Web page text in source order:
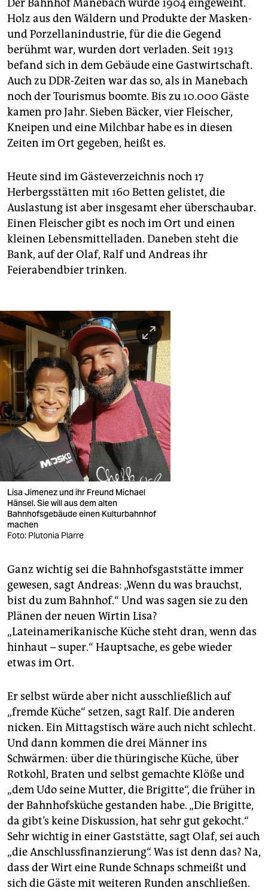
Der Bahnhof Manebach wurde 1904 eingeweiht.
Holz aus den Wäldern und Produkte der Masken-
und Porzellanindustrie, für die die Gegend
berühmt war, wurden dort verladen. Seit 1913
befand sich in dem Gebäude eine Gastwirtschaft.
Auch zu DDR-Zeiten war das so, als in Manebach
noch der Tourismus boomte. Bis zu 10.000 Gäste
kamen pro Jahr. Sieben Bäcker, vier Fleischer,
Kneipen und eine Milchbar habe es in diesen
Zeiten im Ort gegeben, heißt es.
Heute sind im Gästeverzeichnis noch 17
Herbergsstätten mit 160 Betten gelistet, die
Auslastung ist aber insgesamt eher überschaubar.
Einen Fleischer gibt es noch im Ort und einen
kleinen Lebensmittelladen. Daneben steht die
Bank, auf der Olaf, Ralf und Andreas ihr
Feierabendbier trinken.
Lisa Jimenez und ihr Freund Michael
Hänsel. Sie will aus dem alten
Bahnhofsgebäude einen Kulturbahnhof
machen
Foto: Plutonia Plarre
Ganz wichtig sei die Bahnhofsgaststätte immer
gewesen, sagt Andreas: „Wenn du was brauchst,
bist du zum Bahnhof.“ Und was sagen sie zu den
Plänen der neuen Wirtin Lisa?
„Lateinamerikanische Küche steht dran, wenn das
hinhaut – super.“ Hauptsache, es gebe wieder
etwas im Ort.
Er selbst würde aber nicht ausschließlich auf
„fremde Küche“ setzen, sagt Ralf. Die anderen
nicken. Ein Mittagstisch wäre auch nicht schlecht.
Und dann kommen die drei Männer ins
Schwärmen: über die thüringische Küche, über
Rotkohl, Braten und selbst gemachte Klöße und
„dem Udo seine Mutter, die Brigitte“, die früher in
der Bahnhofsküche gestanden habe. „Die Brigitte,
da gibt’s keine Diskussion, hat sehr gut gekocht.“
Sehr wichtig in einer Gaststätte, sagt Olaf, sei auch
„die Anschlussfinanzierung“. Was ist denn das? Na,
dass der Wirt eine Runde Schnaps schmeißt und
sich die Gäste mit weiteren Runden anschließen.